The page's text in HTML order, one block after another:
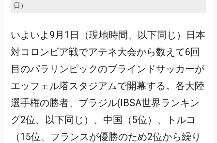
日）
いよいよ9月1日（現地時間、以下同じ）日本
対コロンビア戦でアテネ大会から数えて6回
目のパラリンピックのブラインドサッカーが
エッフェル塔スタジアムで開幕する。各大陸
選手権の勝者、ブラジル(IBSA世界ランキン
グ2位、以下同じ）、中国（5位）、トルコ
（15位、フランスが優勝のため2位から繰り